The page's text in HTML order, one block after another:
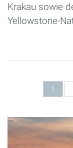
Krakau sowie
Yellowstone-
1